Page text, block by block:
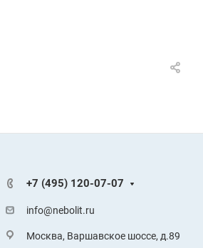
+7 (495) 120-07-07
info@nebolit.ru
Москва, Варшавское шоссе, д.89